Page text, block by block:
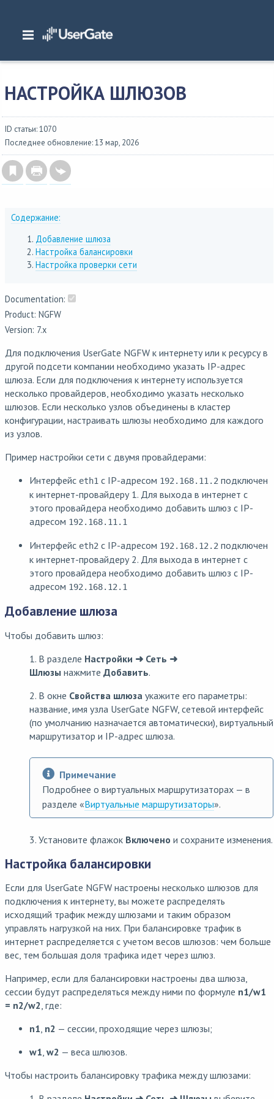
Главная/ Документация/NGFW
Настройка сети
НАСТРОЙКА ШЛЮЗОВ
ID статьи: 1070
Последнее обновление: 13 мар, 2026
Содержание:
Добавление шлюза
Настройка балансировки
Настройка проверки сети
Documentation:
Product: NGFW
Version: 7.x
Для подключения UserGate NGFW к интернету или к ресурсу в
другой подсети компании необходимо указать IP-адрес
шлюза. Если для подключения к интернету используется
несколько провайдеров, необходимо указать несколько
шлюзов. Если несколько узлов объединены в кластер
конфигурации, настраивать шлюзы необходимо для каждого
из узлов.
Пример настройки сети с двумя провайдерами:
Интерфейс eth1 с IP-адресом 192.168.11.2 подключен
к интернет-провайдеру 1. Для выхода в интернет с
этого провайдера необходимо добавить шлюз с IP-
адресом 192.168.11.1
Интерфейс eth2 с IP-адресом 192.168.12.2 подключен
к интернет-провайдеру 2. Для выхода в интернет с
этого провайдера необходимо добавить шлюз с IP-
адресом 192.168.12.1
Добавление шлюза
Чтобы добавить шлюз:
1. В разделе Настройки ➜ Сеть ➜
Шлюзы нажмите Добавить.
2. В окне Свойства шлюза укажите его параметры:
название, имя узла UserGate NGFW, сетевой интерфейс
(по умолчанию назначается автоматически), виртуальный
маршрутизатор и IP-адрес шлюза.
Примечание
Подробнее о виртуальных маршрутизаторах — в
разделе «Виртуальные маршрутизаторы».
3. Установите флажок Включено и сохраните изменения.
Настройка балансировки
Если для UserGate NGFW настроены несколько шлюзов для
подключения к интернету, вы можете распределять
исходящий трафик между шлюзами и таким образом
управлять нагрузкой на них. При балансировке трафик в
интернет распределяется с учетом весов шлюзов: чем больше
вес, тем большая доля трафика идет через шлюз.
Например, если для балансировки настроены два шлюза,
сессии будут распределяться между ними по формуле n1/w1
= n2/w2, где:
n1, n2 — сессии, проходящие через шлюзы;
w1, w2 — веса шлюзов.
Чтобы настроить балансировку трафика между шлюзами: